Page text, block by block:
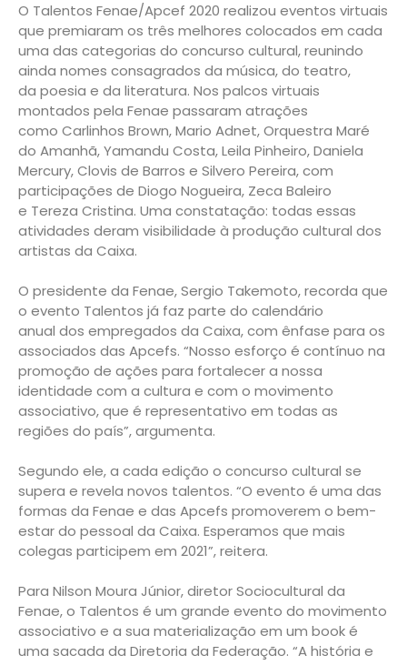
O Talentos Fenae/Apcef 2020 realizou eventos virtuais
que premiaram os três melhores colocados em cada
uma das categorias do concurso cultural, reunindo
ainda nomes consagrados da música, do teatro,
da poesia e da literatura. Nos palcos virtuais
montados pela Fenae passaram atrações
como Carlinhos Brown, Mario Adnet, Orquestra Maré
do Amanhã, Yamandu Costa, Leila Pinheiro, Daniela
Mercury, Clovis de Barros e Silvero Pereira, com
participações de Diogo Nogueira, Zeca Baleiro
e Tereza Cristina. Uma constatação: todas essas
atividades deram visibilidade à produção cultural dos
artistas da Caixa.
O presidente da Fenae, Sergio Takemoto, recorda que
o evento Talentos já faz parte do calendário
anual dos empregados da Caixa, com ênfase para os
associados das Apcefs. “Nosso esforço é contínuo na
promoção de ações para fortalecer a nossa
identidade com a cultura e com o movimento
associativo, que é representativo em todas as
regiões do país”, argumenta.
Segundo ele, a cada edição o concurso cultural se
supera e revela novos talentos. “O evento é uma das
formas da Fenae e das Apcefs promoverem o bem-
estar do pessoal da Caixa. Esperamos que mais
colegas participem em 2021”, reitera.
Para Nilson Moura Júnior, diretor Sociocultural da
Fenae, o Talentos é um grande evento do movimento
associativo e a sua materialização em um book é
uma sacada da Diretoria da Federação. “A história e